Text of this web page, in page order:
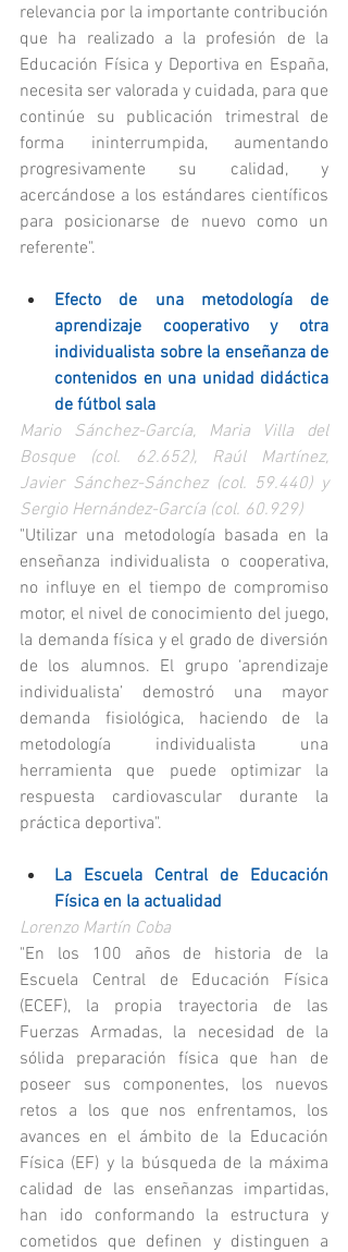
relevancia por la importante contribución
que ha realizado a la profesión de la
Educación Física y Deportiva en España,
necesita ser valorada y cuidada, para que
continúe su publicación trimestral de
forma ininterrumpida, aumentando
progresivamente su calidad, y
acercándose a los estándares científicos
para posicionarse de nuevo como un
referente".
Efecto de una metodología de
aprendizaje cooperativo y otra
individualista sobre la enseñanza de
contenidos en una unidad didáctica
de fútbol sala
Mario Sánchez-García, Maria Villa del
Bosque (col. 62.652), Raúl Martínez,
Javier Sánchez-Sánchez (col. 59.440) y
Sergio Hernández-García (col. 60.929)
"Utilizar una metodología basada en la
enseñanza individualista o cooperativa,
no influye en el tiempo de compromiso
motor, el nivel de conocimiento del juego,
la demanda física y el grado de diversión
de los alumnos. El grupo ‘aprendizaje
individualista’ demostró una mayor
demanda fisiológica, haciendo de la
metodología individualista una
herramienta que puede optimizar la
respuesta cardiovascular durante la
práctica deportiva".
La Escuela Central de Educación
Física en la actualidad
Lorenzo Martín Coba
"En los 100 años de historia de la
Escuela Central de Educación Física
(ECEF), la propia trayectoria de las
Fuerzas Armadas, la necesidad de la
sólida preparación física que han de
poseer sus componentes, los nuevos
retos a los que nos enfrentamos, los
avances en el ámbito de la Educación
Física (EF) y la búsqueda de la máxima
calidad de las enseñanzas impartidas,
han ido conformando la estructura y
cometidos que definen y distinguen a